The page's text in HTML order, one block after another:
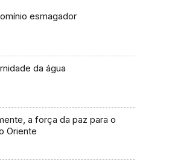
esmagador
da água
a força da paz para o
Oriente